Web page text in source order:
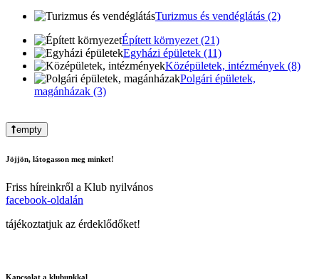
Turizmus és vendéglátás (2)
Épített környezet (21)
Egyházi épületek (11)
Középületek, intézmények (8)
Polgári épületek,
magánházak (3)
empty
Jöjjön, látogasson meg minket!
Friss híreinkről a Klub nyilvános
facebook-oldalán
tájékoztatjuk az érdeklődőket!
Kapcsolat a klubunkkal